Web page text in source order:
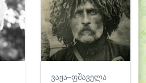
ვაჟა–ფშაველა